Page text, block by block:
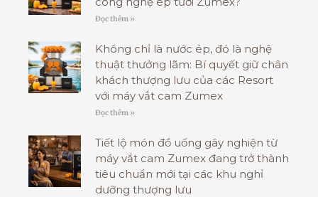
Đọc thêm »
Không chỉ là nước ép, đó là nghệ
thuật thưởng lãm: Bí quyết giữ chân
khách thượng lưu của các Resort
với máy vắt cam Zumex
Đọc thêm »
Tiết lộ món đồ uống gây nghiện từ
máy vắt cam Zumex đang trở thành
tiêu chuẩn mới tại các khu nghỉ
dưỡng thượng lưu